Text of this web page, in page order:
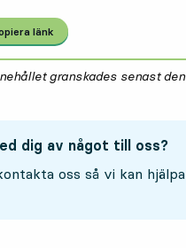
länk
granskades senast den
dig av något till oss?
oss så vi kan hjälpa